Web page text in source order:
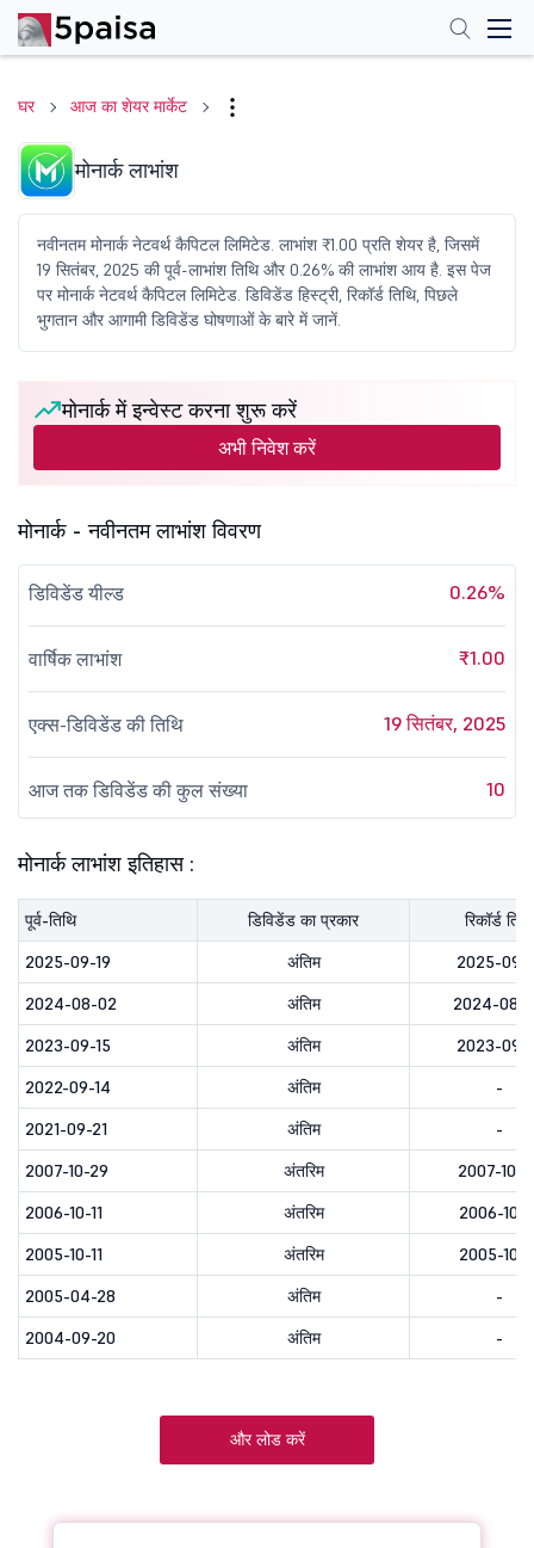
घर आज का शेयर मार्केट
मोनार्क लाभांश
नवीनतम मोनार्क नेटवर्थ कैपिटल लिमिटेड. लाभांश ₹1.00 प्रति शेयर है, जिसमें
19 सितंबर, 2025 की पूर्व-लाभांश तिथि और 0.26% की लाभांश आय है. इस पेज
पर मोनार्क नेटवर्थ कैपिटल लिमिटेड. डिविडेंड हिस्ट्री, रिकॉर्ड तिथि, पिछले
भुगतान और आगामी डिविडेंड घोषणाओं के बारे में जानें.
मोनार्क में इन्वेस्ट करना शुरू करें
अभी निवेश करें
मोनार्क - नवीनतम लाभांश विवरण
डिविडेंड यील्ड 0.26%
वार्षिक लाभांश ₹1.00
एक्स-डिविडेंड की तिथि 19 सितंबर, 2025
आज तक डिविडेंड की कुल संख्या 10
मोनार्क लाभांश इतिहास :
पूर्व-तिथि डिविडेंड का प्रकार
रिकॉर्ड तिथि
2025-09-19
अंतिम
2025-09-
2024-08-02
अंतिम
2024-08-
2023-09-15
अंतिम
2023-09-
2022-09-14
अंतिम
-
2021-09-21
अंतिम
-
2007-10-29
अंतरिम
2007-10-
2006-10-11
अंतरिम
2006-10-
2005-10-11
अंतरिम
2005-10-
2005-04-28
अंतिम
-
2004-09-20
अंतिम -
और लोड करें